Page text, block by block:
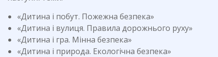
«Дитина і побут. Пожежна безпека»
«Дитина і вулиця. Правила дорожнього руху»
«Дитина і гра. Мінна безпека»
«Дитина і природа. Екологічна безпека»